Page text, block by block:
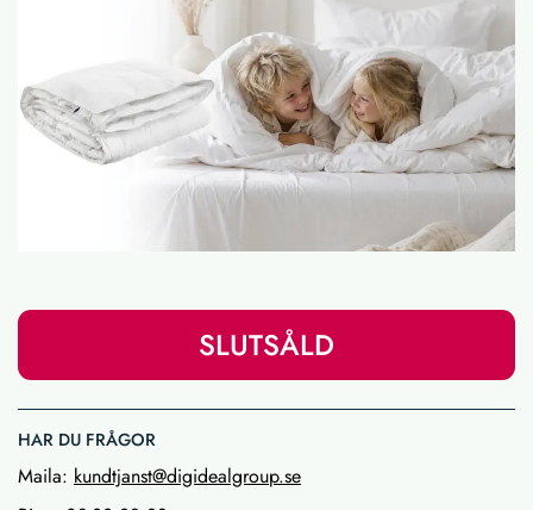
SLUTSÅLD
HAR DU FRÅGOR
Maila: kundtjanst@digidealgroup.se